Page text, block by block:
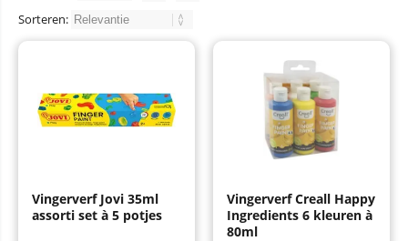
Sorteren:
Vingerverf Jovi 35ml
assorti set à 5 potjes
Vingerverf Creall Happy
Ingredients 6 kleuren à
80ml